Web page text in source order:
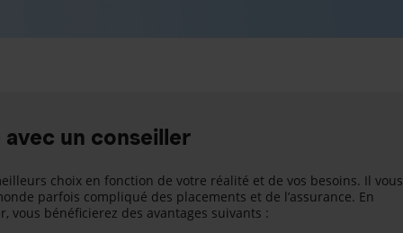
un conseiller
choix en fonction de votre réalité et de vos besoins. Il vous
parfois compliqué des placements et de l’assurance. En
vous bénéficierez des avantages suivants :